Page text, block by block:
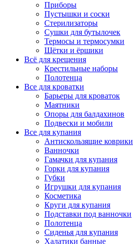
Приборы
Пустышки и соски
Стерилизаторы
Сушки для бутылочек
Термосы и термосумки
Щётки и ёршики
Всё для крещения
Крестильные наборы
Полотенца
Все для кроватки
Барьеры для кроваток
Маятники
Опоры для балдахинов
Подвески и мобили
Все для купания
Антискользящие коврики
Ванночки
Гамачки для купания
Горки для купания
Губки
Игрушки для купания
Косметика
Круги для купания
Подставки под ванночки
Полотенца
Сиденья для купания
Халатики банные